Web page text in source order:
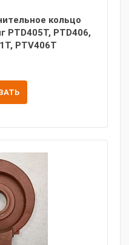
кольцо
PTD405T, PTD406,
PTV406T